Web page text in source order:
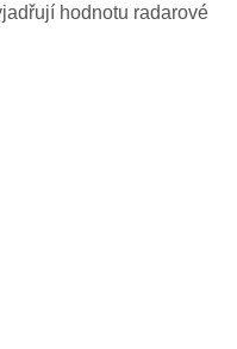
hodnotu radarové